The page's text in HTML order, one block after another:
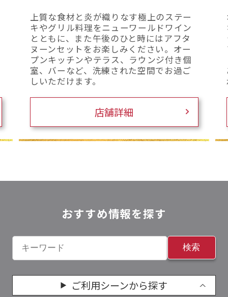
上質な食材と炎が織りなす極上のステー
キやグリル料理をニューワールドワイン
とともに、また午後のひと時にはアフタ
ヌーンセットをお楽しみください。オー
プンキッチンやテラス、ラウンジ付き個
室、バーなど、洗練された空間でお過ご
しいただけます。
店舗詳細
おすすめ情報を探す
検索
ご利用シーンから探す